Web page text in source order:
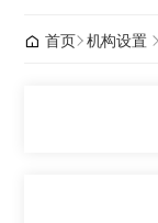
首页 机构设置